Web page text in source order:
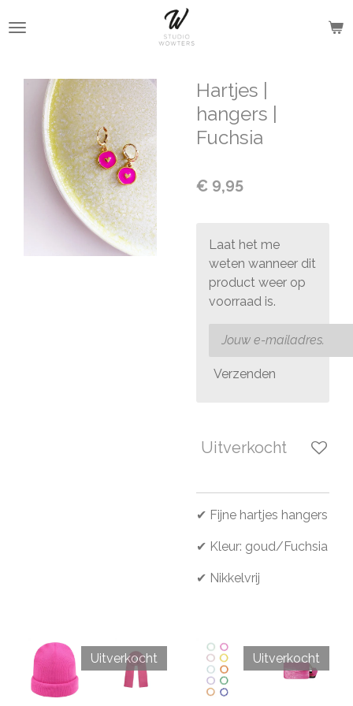
direct
hoofdinhoud
Hartjes |
hangers |
Fuchsia
€ 9,95
Laat het me
weten wanneer dit
product weer op
voorraad is.
Verzenden
Uitverkocht
✔ Fijne hartjes hangers
✔ Kleur: goud/Fuchsia
✔ Nikkelvrij
Uitverkocht Uitverkocht